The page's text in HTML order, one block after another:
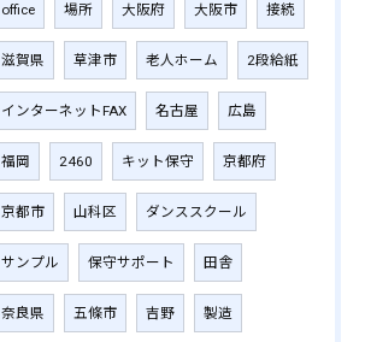
office 場所 大阪府 大阪市 接続
滋賀県 草津市 老人ホーム 2段給紙
インターネットFAX 名古屋 広島
福岡 2460 キット保守 京都府
京都市 山科区 ダンススクール
サンプル 保守サポート 田舎
奈良県 五條市 吉野 製造